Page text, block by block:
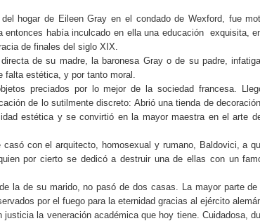
del hogar de Eileen Gray en el condado de Wexford, fue
había inculcado en ella una educación
exquisita,
de finales del siglo XIX.
de su madre, la baronesa Gray o de su padre,
estética, y por tanto moral.
preciados por lo mejor de la sociedad francesa.
de lo sutilmente discreto: Abrió una tienda de
estética y se convirtió en la mayor maestra en el arte
con el arquitecto, homosexual y rumano, Baldovici, a
por cierto se dedicó a destruir una de ellas con un
la de su marido, no pasó de dos casas. La mayor parte de
por el fuego para la eternidad gracias al ejército
la veneración académica que hoy tiene. Cuidadosa,